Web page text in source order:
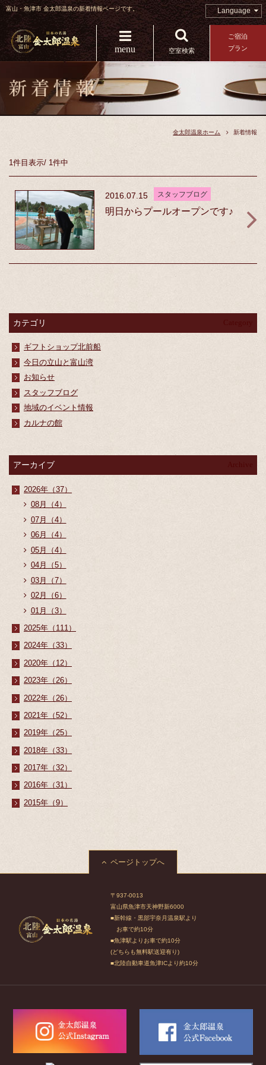
富山・魚津市 金太郎温泉の新着情報ページです。 Language
menu 空室検索
ご宿泊
プラン
金太郎温泉ホーム 新着情報
1件目表示/ 1件中
2016.07.15 スタッフブログ
明日からプールオープンです♪
カテゴリ
ギフトショップ北前船
今日の立山と富山湾
お知らせ
スタッフブログ
地域のイベント情報
カルナの館
アーカイブ
2026年（37）
08月（4）
07月（4）
06月（4）
05月（4）
04月（5）
03月（7）
02月（6）
01月（3）
2025年（111）
2024年（33）
2020年（12）
2023年（26）
2022年（26）
2021年（52）
2019年（25）
2018年（33）
2017年（32）
2016年（31）
2015年（9）
ページトップへ
〒937-0013
富山県魚津市天神野新6000
■新幹線・黒部宇奈月温泉駅より
お車で約10分
■魚津駅よりお車で約10分
(どちらも無料駅送迎有り)
■北陸自動車道魚津ICより約10分